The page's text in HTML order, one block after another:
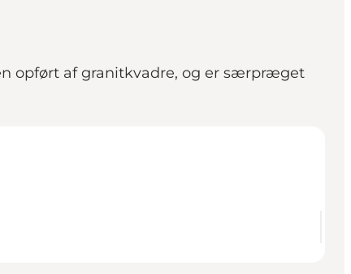
opført af granitkvadre, og er særpræget